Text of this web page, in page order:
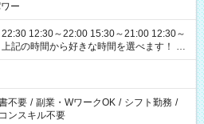
ー
22:30 12:30～22:00 15:30～21:00 12:30～
性があります
不要 / 副業・WワークOK / シフト勤務 /
ンスキル不要